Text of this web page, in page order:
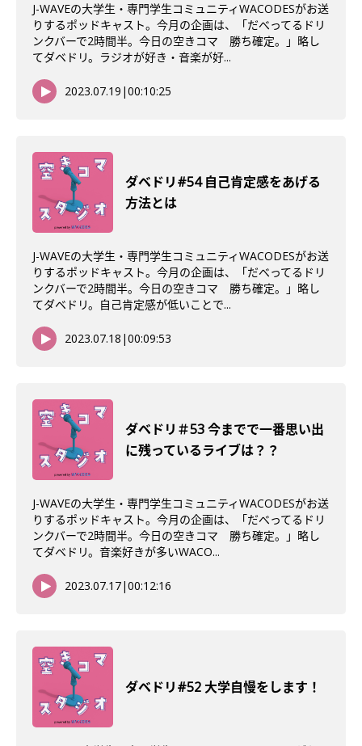
J-WAVEの大学生・専門学生コミュニティWACODESがお送
りするポッドキャスト。今月の企画は、「だべってるドリ
ンクバーで2時間半。今日の空きコマ 勝ち確定。」略し
てダベドリ。ラジオが好き・音楽が好...
2023.07.19 |00:10:25
ダベドリ#54 自己肯定感をあげる
方法とは
J-WAVEの大学生・専門学生コミュニティWACODESがお送
りするポッドキャスト。今月の企画は、「だべってるドリ
ンクバーで2時間半。今日の空きコマ 勝ち確定。」略し
てダベドリ。自己肯定感が低いことで...
2023.07.18 |00:09:53
ダベドリ＃53 今までで一番思い出
に残っているライブは？？
J-WAVEの大学生・専門学生コミュニティWACODESがお送
りするポッドキャスト。今月の企画は、「だべってるドリ
ンクバーで2時間半。今日の空きコマ 勝ち確定。」略し
てダベドリ。音楽好きが多いWACO...
2023.07.17|00:12:16
ダベドリ#52 大学自慢をします！